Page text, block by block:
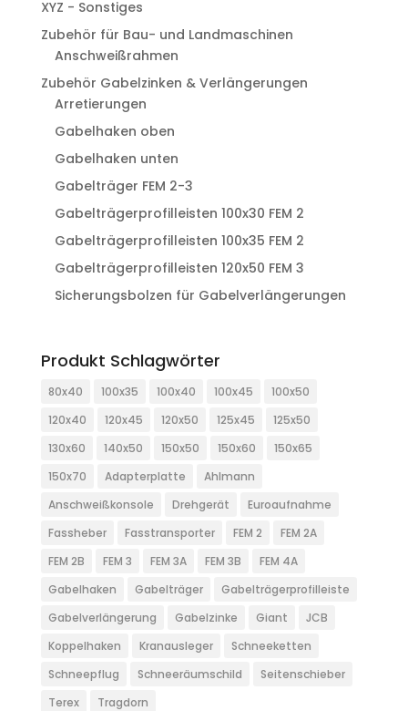
XYZ - Sonstiges
Zubehör für Bau- und Landmaschinen
Anschweißrahmen
Zubehör Gabelzinken & Verlängerungen
Arretierungen
Gabelhaken oben
Gabelhaken unten
Gabelträger FEM 2-3
Gabelträgerprofilleisten 100x30 FEM 2
Gabelträgerprofilleisten 100x35 FEM 2
Gabelträgerprofilleisten 120x50 FEM 3
Sicherungsbolzen für Gabelverlängerungen
Produkt Schlagwörter
80x40 100x35 100x40 100x45
100x50
120x40
120x45 120x50 125x45
125x50
130x60
140x50 150x50 150x60
150x65
150x70
Adapterplatte
Ahlmann
Anschweißkonsole
Drehgerät
Euroaufnahme
Fassheber
Fasstransporter FEM 2
FEM 2A
FEM 2B
FEM 3 FEM 3A FEM 3B
FEM 4A
Gabelhaken
Gabelträger
Gabelträgerprofilleiste
Gabelverlängerung
Gabelzinke Giant
JCB
Koppelhaken
Kranausleger
Schneeketten
Schneepflug
Schneeräumschild
Seitenschieber
Terex
Tragdorn